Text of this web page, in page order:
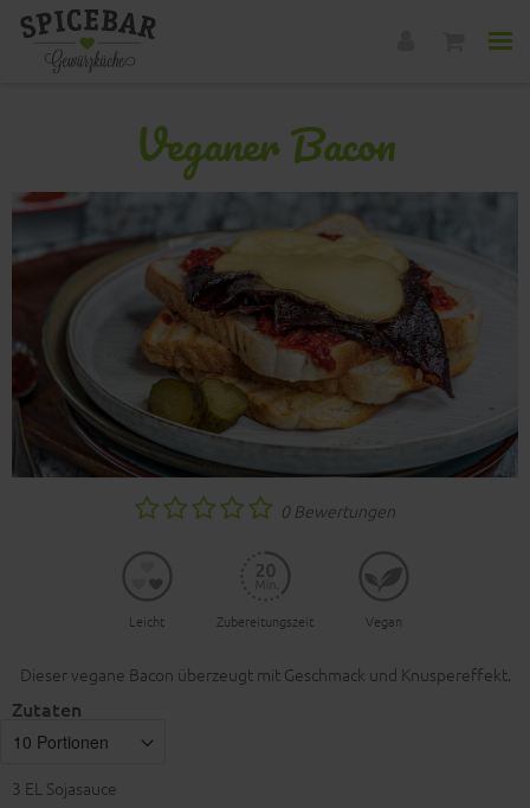
Veganer Bacon
0 Bewertungen
Leicht Zubereitungszeit Vegan
Dieser vegane Bacon überzeugt mit Geschmack und Knuspereffekt.
Zutaten
3 EL Sojasauce